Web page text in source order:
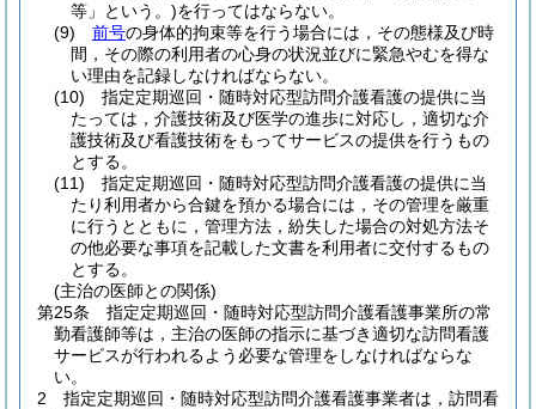
等」という。)を行ってはならない。
(9)
前号の身体的拘束等を行う場合には，その態様及び時
間，その際の利用者の心身の状況並びに緊急やむを得な
い理由を記録しなければならない。
(10)
指定定期巡回・随時対応型訪問介護看護の提供に当
たっては，介護技術及び医学の進歩に対応し，適切な介
護技術及び看護技術をもってサービスの提供を行うもの
とする。
(11)
指定定期巡回・随時対応型訪問介護看護の提供に当
たり利用者から合鍵を預かる場合には，その管理を厳重
に行うとともに，管理方法，紛失した場合の対処方法そ
の他必要な事項を記載した文書を利用者に交付するもの
とする。
(主治の医師との関係)
第25条
指定定期巡回・随時対応型訪問介護看護事業所の常
勤看護師等は，主治の医師の指示に基づき適切な訪問看護
サービスが行われるよう必要な管理をしなければならな
い。
2
指定定期巡回・随時対応型訪問介護看護事業者は，訪問看